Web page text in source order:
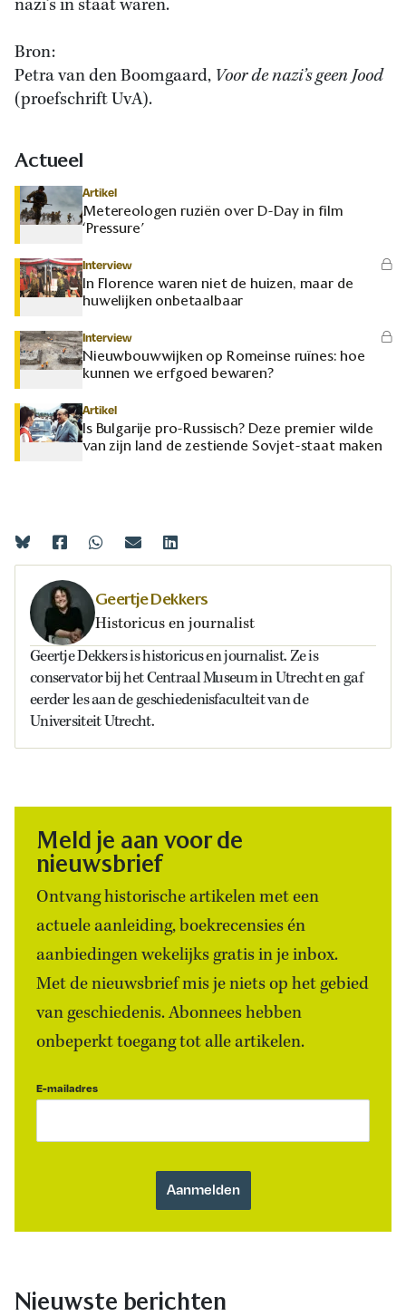
nazi’s in staat waren.
Bron:
Petra van den Boomgaard, Voor de nazi’s geen Jood
(proefschrift UvA).
Actueel
Artikel
Metereologen ruziën over D-Day in film
‘Pressure’
Interview
In Florence waren niet de huizen, maar de
huwelijken onbetaalbaar
Interview
Nieuwbouwwijken op Romeinse ruïnes: hoe
kunnen we erfgoed bewaren?
Artikel
Is Bulgarije pro-Russisch? Deze premier wilde
van zijn land de zestiende Sovjet-staat maken
Geertje Dekkers
Historicus en journalist
Geertje Dekkers is historicus en journalist. Ze is
conservator bij het Centraal Museum in Utrecht en gaf
eerder les aan de geschiedenisfaculteit van de
Universiteit Utrecht.
Meld je aan voor de
nieuwsbrief
Ontvang historische artikelen met een
actuele aanleiding, boekrecensies én
aanbiedingen wekelijks gratis in je inbox.
Met de nieuwsbrief mis je niets op het gebied
van geschiedenis. Abonnees hebben
onbeperkt toegang tot alle artikelen.
E-mailadres
Nieuwste berichten